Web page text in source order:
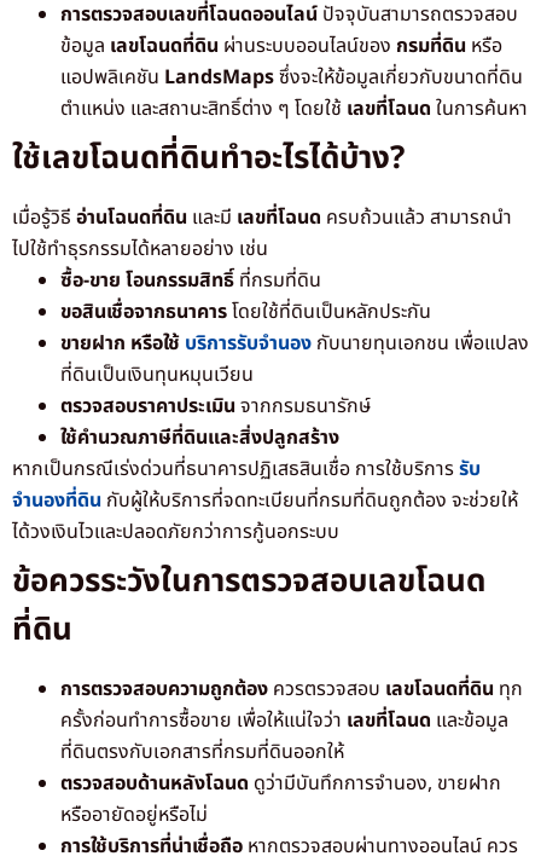
การตรวจสอบเลขที่โฉนดออนไลน์ ปัจจุบันสามารถตรวจสอบ
ข้อมูล เลขโฉนดที่ดิน ผ่านระบบออนไลน์ของ กรมที่ดิน หรือ
แอปพลิเคชัน LandsMapsซึ่งจะให้ข้อมูลเกี่ยวกับขนาดที่ดิน
ตำแหน่ง และสถานะสิทธิ์ต่าง ๆ โดยใช้ เลขที่โฉนด ในการค้นหา
ใช้เลขโฉนดที่ดินทำอะไรได้บ้าง?
เมื่อรู้วิธี อ่านโฉนดที่ดิน และมี เลขที่โฉนด ครบถ้วนแล้ว สามารถนำ
ไปใช้ทำธุรกรรมได้หลายอย่าง เช่น
ซื้อ-ขาย โอนกรรมสิทธิ์ ที่กรมที่ดิน
ขอสินเชื่อจากธนาคารโดยใช้ที่ดินเป็นหลักประกัน
ขายฝาก หรือใช้ บริการรับจำนอง กับนายทุนเอกชน เพื่อแปลง
ที่ดินเป็นเงินทุนหมุนเวียน
ตรวจสอบราคาประเมิน จากกรมธนารักษ์
ใช้คำนวณภาษีที่ดินและสิ่งปลูกสร้าง
หากเป็นกรณีเร่งด่วนที่ธนาคารปฏิเสธสินเชื่อ การใช้บริการรับ
จำนองที่ดิน กับผู้ให้บริการที่จดทะเบียนที่กรมที่ดินถูกต้อง จะช่วยให้
ได้วงเงินไวและปลอดภัยกว่าการกู้นอกระบบ
ข้อควรระวังในการตรวจสอบเลขโฉนด
ที่ดิน
การตรวจสอบความถูกต้อง ควรตรวจสอบ เลขโฉนดที่ดิน ทุก
ครั้งก่อนทำการซื้อขาย เพื่อให้แน่ใจว่า เลขที่โฉนด และข้อมูล
ที่ดินตรงกับเอกสารที่กรมที่ดินออกให้
ตรวจสอบด้านหลังโฉนด ดูว่ามีบันทึกการจำนอง, ขายฝาก
หรืออายัดอยู่หรือไม่
การใช้บริการที่น่าเชื่อถือ หากตรวจสอบผ่านทางออนไลน์ ควร